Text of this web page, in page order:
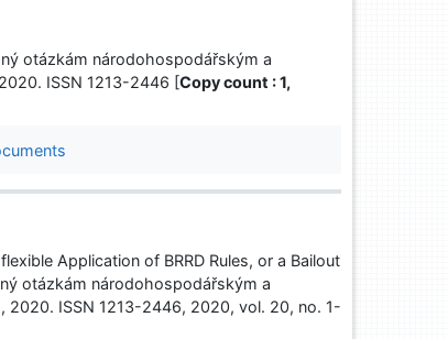
otázkám národohospodářským a
ISSN 1213-2446 [Copy count : 1,
Application of BRRD Rules, or a Bailout
otázkám národohospodářským a
2020. ISSN 1213-2446, 2020, vol. 20, no. 1-